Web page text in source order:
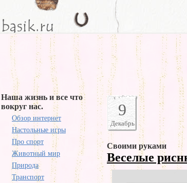
Наша жизнь и все что
вокруг нас.
Обзор интернет
Настольные игры
Про спорт
Животный мир
Природа
Транспорт
9
Декабрь
Своими руками
Веселые